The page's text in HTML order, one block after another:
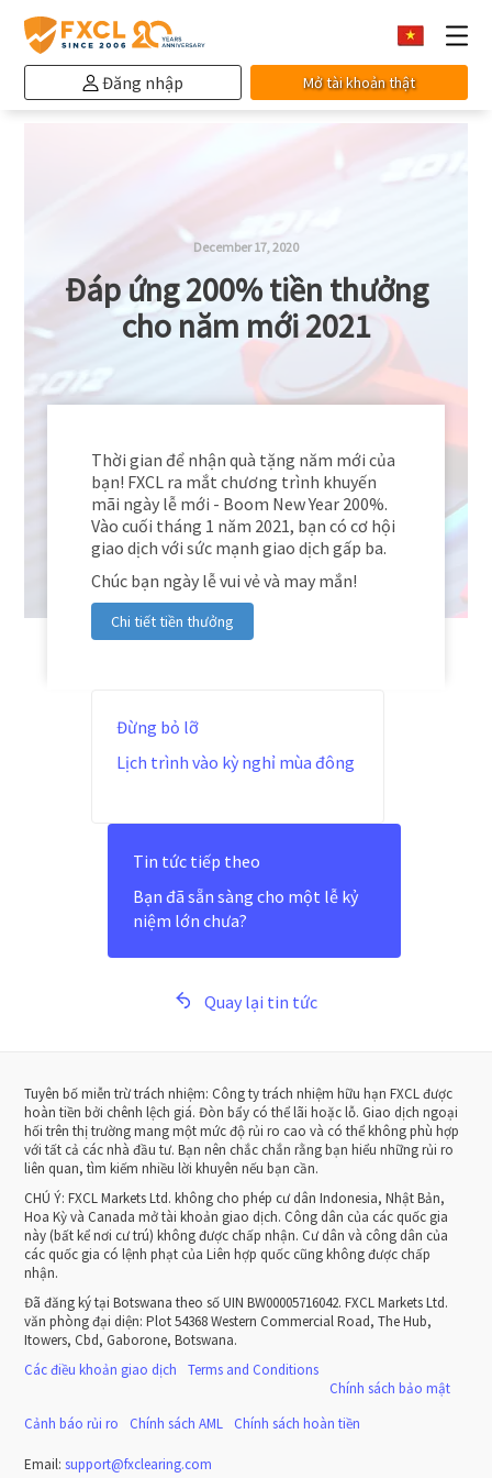
Đăng nhập Mở tài khoản thật
December 17, 2020
Đáp ứng 200% tiền thưởng
cho năm mới 2021
Thời gian để nhận quà tặng năm mới của
bạn! FXCL ra mắt chương trình khuyến
mãi ngày lễ mới - Boom New Year 200%.
Vào cuối tháng 1 năm 2021, bạn có cơ hội
giao dịch với sức mạnh giao dịch gấp ba.
Chúc bạn ngày lễ vui vẻ và may mắn!
Chi tiết tiền thưởng
Đừng bỏ lỡ
Lịch trình vào kỳ nghỉ mùa đông
Tin tức tiếp theo
Bạn đã sẵn sàng cho một lễ kỷ
niệm lớn chưa?
Quay lại tin tức
Tuyên bố miễn trừ trách nhiệm: Công ty trách nhiệm hữu hạn FXCL được
hoàn tiền bởi chênh lệch giá. Đòn bẩy có thể lãi hoặc lỗ. Giao dịch ngoại
hối trên thị trường mang một mức độ rủi ro cao và có thể không phù hợp
với tất cả các nhà đầu tư. Bạn nên chắc chắn rằng bạn hiểu những rủi ro
liên quan, tìm kiếm nhiều lời khuyên nếu bạn cần.
CHÚ Ý: FXCL Markets Ltd. không cho phép cư dân Indonesia, Nhật Bản,
Hoa Kỳ và Canada mở tài khoản giao dịch. Công dân của các quốc gia
này (bất kể nơi cư trú) không được chấp nhận. Cư dân và công dân của
các quốc gia có lệnh phạt của Liên hợp quốc cũng không được chấp
nhận.
Đã đăng ký tại Botswana theo số UIN BW00005716042. FXCL Markets Ltd.
văn phòng đại diện: Plot 54368 Western Commercial Road, The Hub,
Itowers, Cbd, Gaborone, Botswana.
Các điều khoản giao dịch
Terms and Conditions
Chính sách bảo mật
Cảnh báo rủi ro
Chính sách AML Chính sách hoàn tiền
Email:support@fxclearing.com